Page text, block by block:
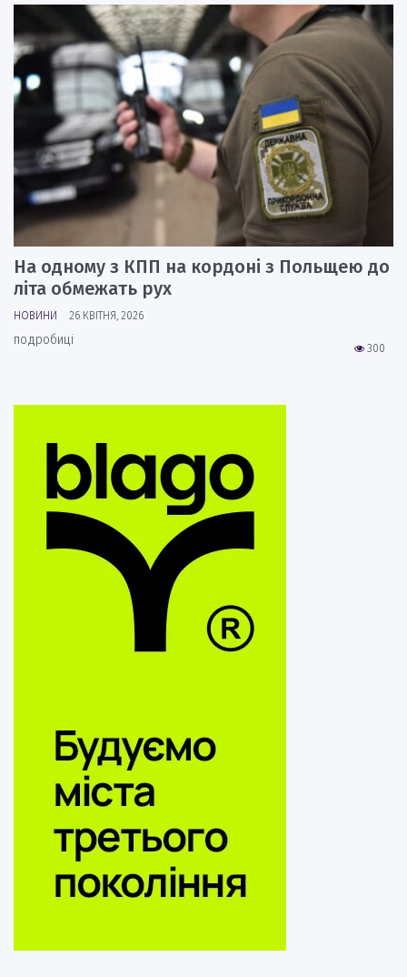
На одному з КПП на кордоні з Польщею до
літа обмежать рух
НОВИНИ 26 КВІТНЯ, 2026
300
подробиці